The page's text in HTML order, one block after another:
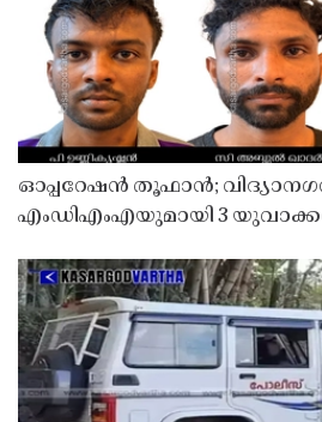
ഓപ്പറേഷൻ തൂഫാൻ;
എംഡിഎംഎയുമായി 3